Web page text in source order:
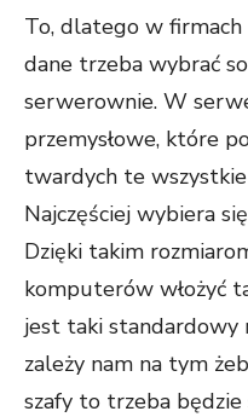
To, dlatego w
dane trzeba wybrać
serwerownie. W
przemysłowe, które
twardych te
Najczęściej wybiera
Dzięki takim
komputerów włożyć
jest taki standardowy
zależy nam na tym
szafy to trzeba będzie